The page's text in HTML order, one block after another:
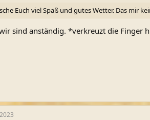
Euch viel Spaß und gutes Wetter. Das mir
sind anständig. *verkreuzt die Finger